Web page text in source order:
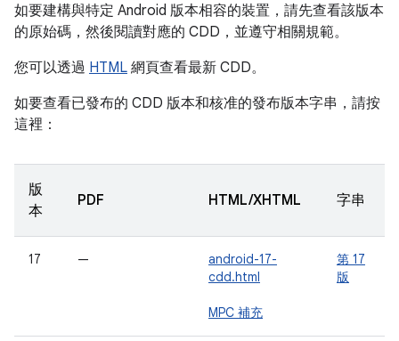
如要建構與特定 Android 版本相容的裝置，請先查看該版本
的原始碼，然後閱讀對應的 CDD，並遵守相關規範。
您可以透過 HTML 網頁查看最新 CDD。
如要查看已發布的 CDD 版本和核准的發布版本字串，請按
這裡：
版
本
PDF HTML/XHTML 字串
17 —
android-17-
cdd.html
第 17
版
MPC 補充